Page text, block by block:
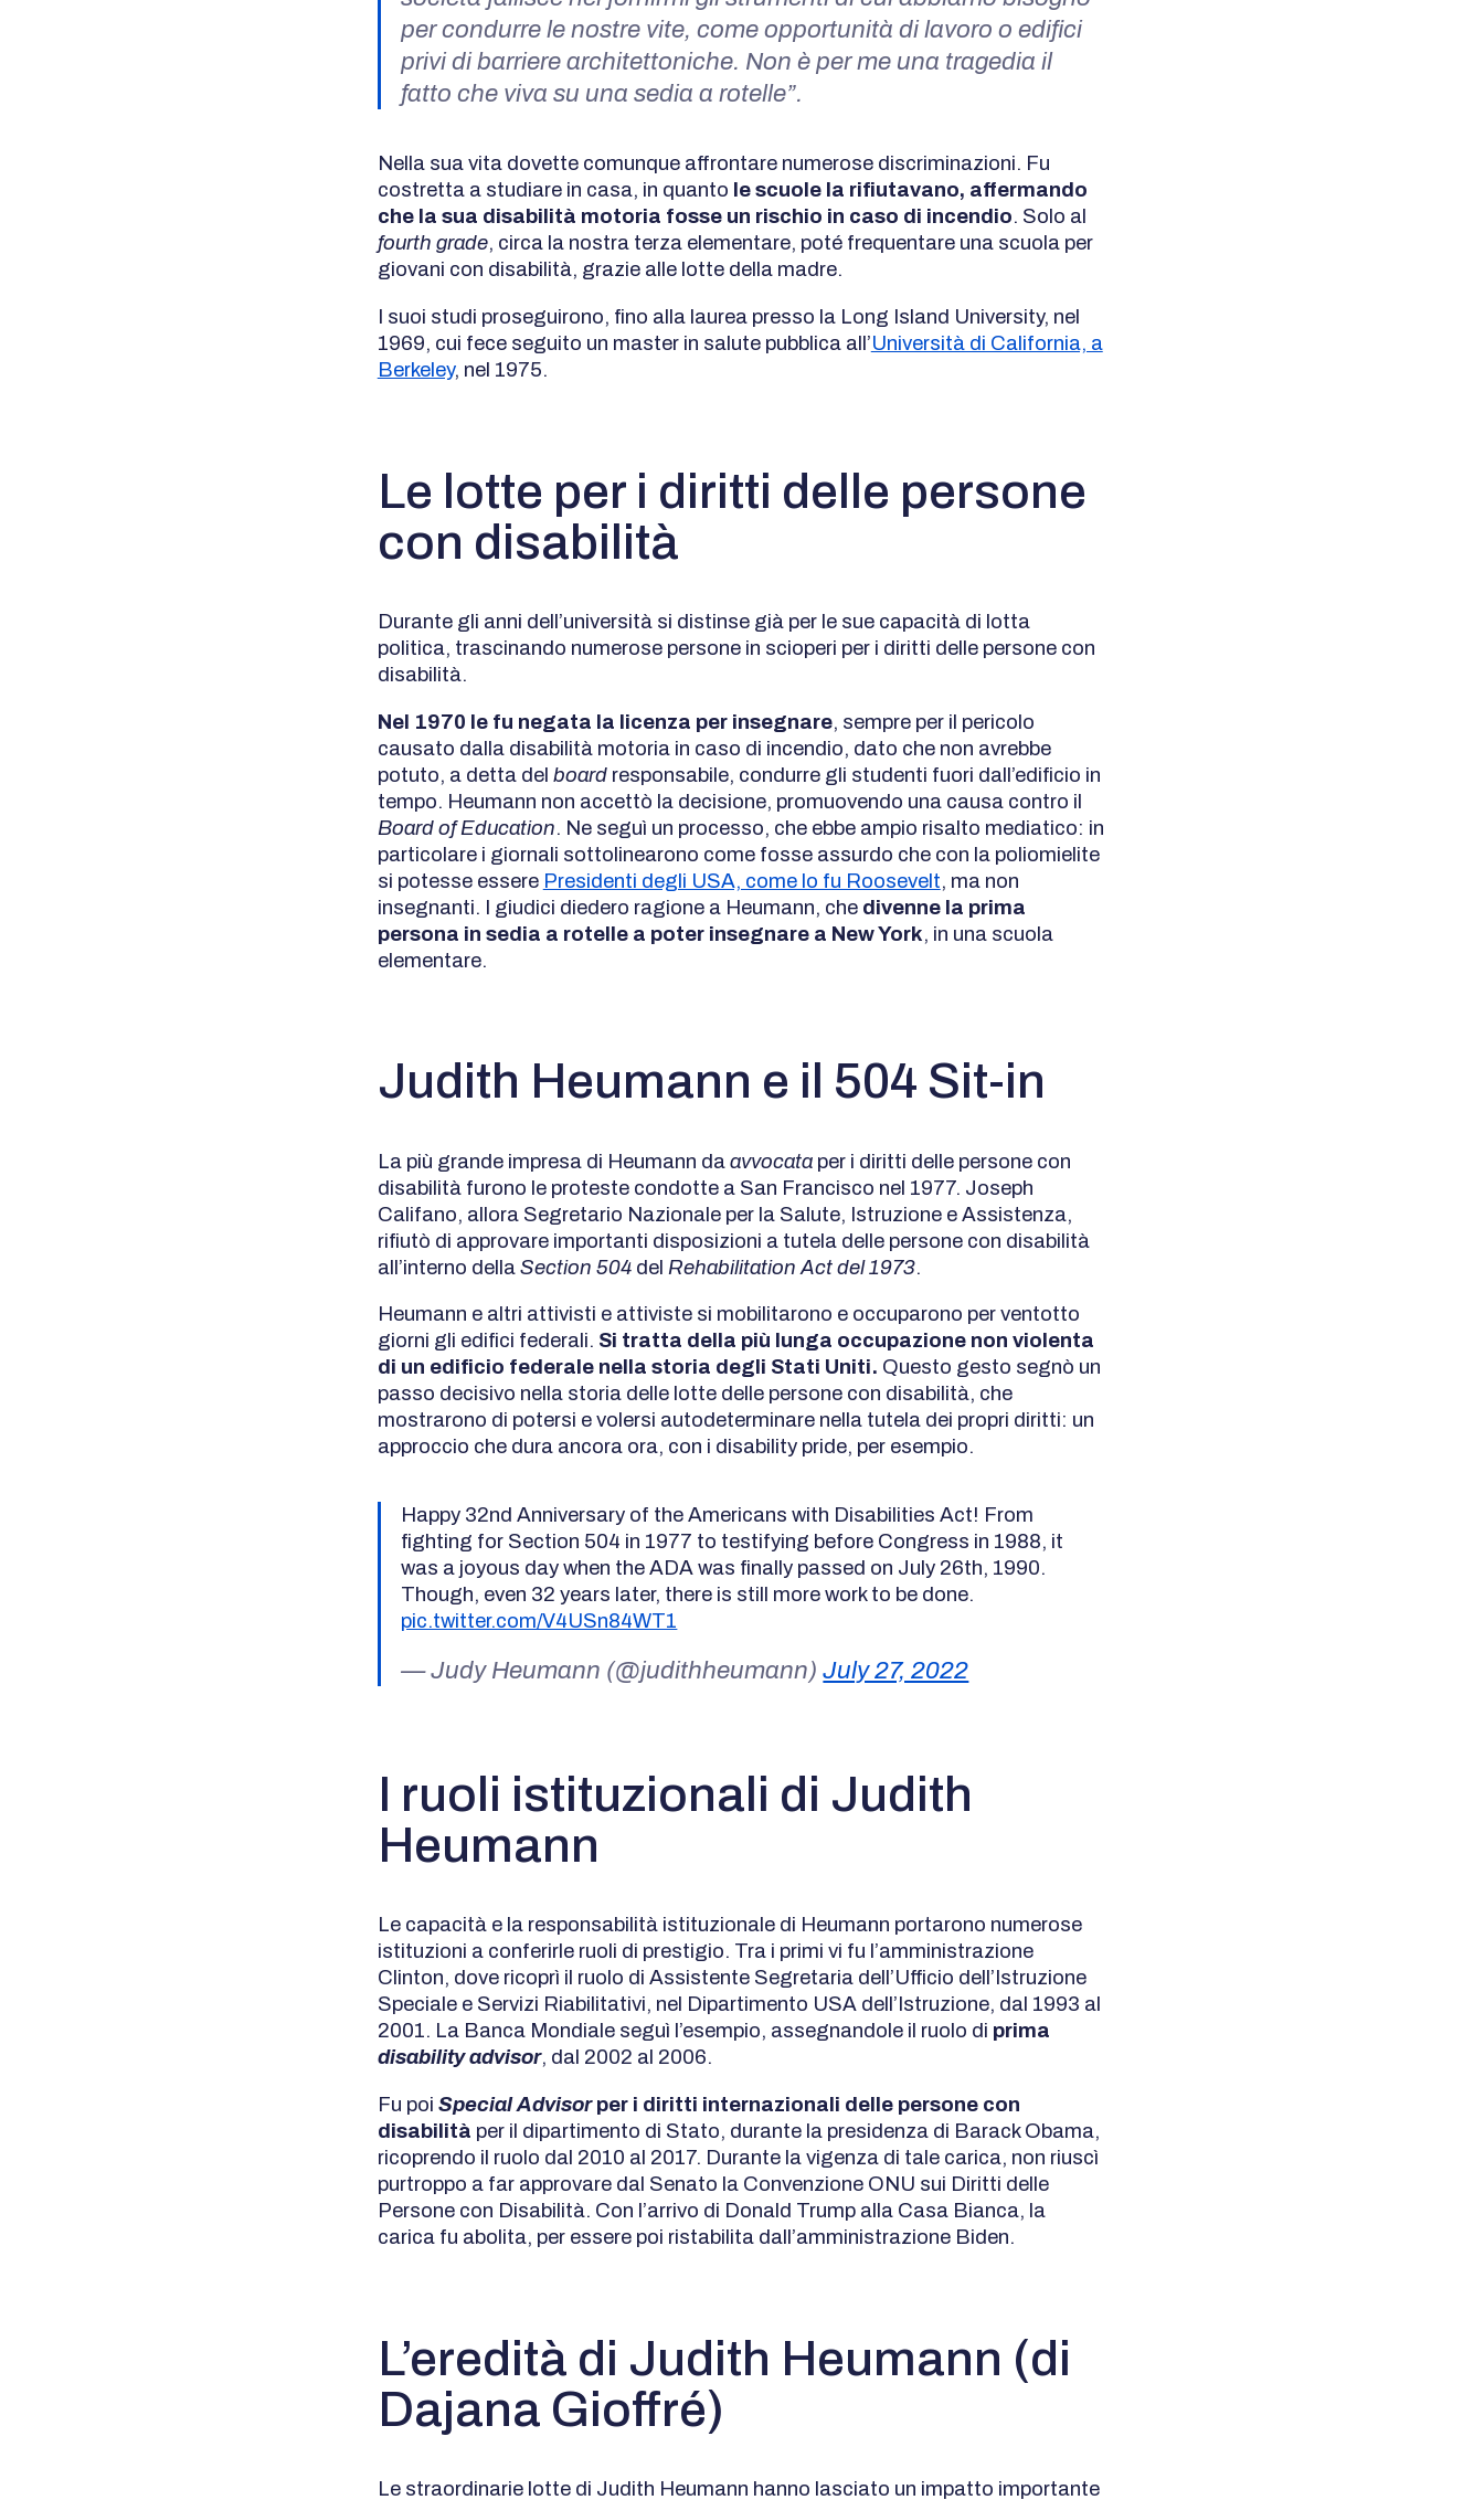
per condurre le nostre vite, come opportunità di lavoro o edifici
privi di barriere architettoniche. Non è per me una tragedia il
fatto che viva su una sedia a rotelle”.
Nella sua vita dovette comunque affrontare numerose discriminazioni. Fu
costretta a studiare in casa, in quanto le scuole la rifiutavano, affermando
che la sua disabilità motoria fosse un rischio in caso di incendio. Solo al
fourth grade, circa la nostra terza elementare, poté frequentare una scuola per
giovani con disabilità, grazie alle lotte della madre.
I suoi studi proseguirono, fino alla laurea presso la Long Island University, nel
1969, cui fece seguito un master in salute pubblica all’Università di California, a
Berkeley, nel 1975.
Le lotte per i diritti delle persone
con disabilità
Durante gli anni dell’università si distinse già per le sue capacità di lotta
politica, trascinando numerose persone in scioperi per i diritti delle persone con
disabilità.
Nel 1970 le fu negata la licenza per insegnare, sempre per il pericolo
causato dalla disabilità motoria in caso di incendio, dato che non avrebbe
potuto, a detta del boardresponsabile, condurre gli studenti fuori dall’edificio in
tempo. Heumann non accettò la decisione, promuovendo una causa contro il
Board of Education. Ne seguì un processo, che ebbe ampio risalto mediatico: in
particolare i giornali sottolinearono come fosse assurdo che con la poliomielite
si potesse essere Presidenti degli USA, come lo fu Roosevelt, ma non
insegnanti. I giudici diedero ragione a Heumann, che divenne la prima
persona in sedia a rotelle a poter insegnare a New York, in una scuola
elementare.
Judith Heumann e il 504 Sit-in
La più grande impresa di Heumann da avvocataper i diritti delle persone con
disabilità furono le proteste condotte a San Francisco nel 1977. Joseph
Califano, allora Segretario Nazionale per la Salute, Istruzione e Assistenza,
rifiutò di approvare importanti disposizioni a tutela delle persone con disabilità
all’interno della Section 504del Rehabilitation Act del 1973.
Heumann e altri attivisti e attiviste si mobilitarono e occuparono per ventotto
giorni gli edifici federali. Si tratta della più lunga occupazione non violenta
di un edificio federale nella storia degli Stati Uniti. Questo gesto segnò un
passo decisivo nella storia delle lotte delle persone con disabilità, che
mostrarono di potersi e volersi autodeterminare nella tutela dei propri diritti: un
approccio che dura ancora ora, con i disability pride, per esempio.
Happy 32nd Anniversary of the Americans with Disabilities Act! From
fighting for Section 504 in 1977 to testifying before Congress in 1988, it
was a joyous day when the ADA was finally passed on July 26th, 1990.
Though, even 32 years later, there is still more work to be done.
pic.twitter.com/V4USn84WT1
— Judy Heumann (@judithheumann)July 27, 2022
I ruoli istituzionali di Judith
Heumann
Le capacità e la responsabilità istituzionale di Heumann portarono numerose
istituzioni a conferirle ruoli di prestigio. Tra i primi vi fu l’amministrazione
Clinton, dove ricoprì il ruolo di Assistente Segretaria dell’Ufficio dell’Istruzione
Speciale e Servizi Riabilitativi, nel Dipartimento USA dell’Istruzione, dal 1993 al
2001. La Banca Mondiale seguì l’esempio, assegnandole il ruolo di prima
disability advisor, dal 2002 al 2006.
Fu poi Special Advisorper i diritti internazionali delle persone con
disabilità per il dipartimento di Stato, durante la presidenza di Barack Obama,
ricoprendo il ruolo dal 2010 al 2017. Durante la vigenza di tale carica, non riuscì
purtroppo a far approvare dal Senato la Convenzione ONU sui Diritti delle
Persone con Disabilità. Con l’arrivo di Donald Trump alla Casa Bianca, la
carica fu abolita, per essere poi ristabilita dall’amministrazione Biden.
L’eredità di Judith Heumann (di
Dajana Gioffré)
Le straordinarie lotte di Judith Heumann hanno lasciato un impatto importante